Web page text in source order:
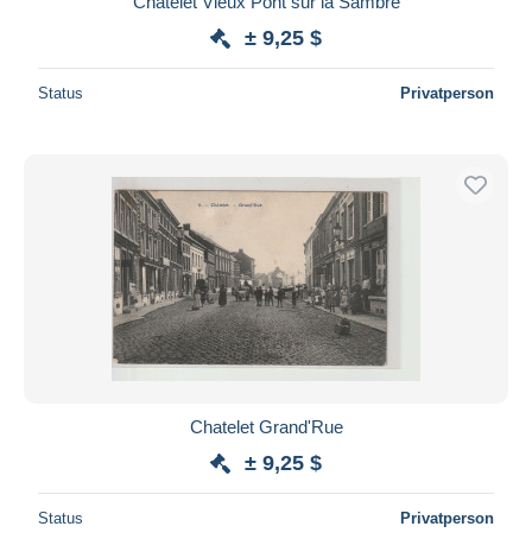
± 9,25 $
Status Privatperson
Chatelet Grand'Rue
± 9,25 $
Status Privatperson